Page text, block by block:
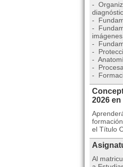
-
-
-
imágenes.
-
-
-
-
-
2026
el Título
Al